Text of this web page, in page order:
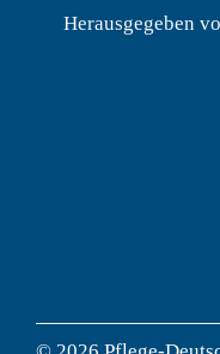
Herausgegeben